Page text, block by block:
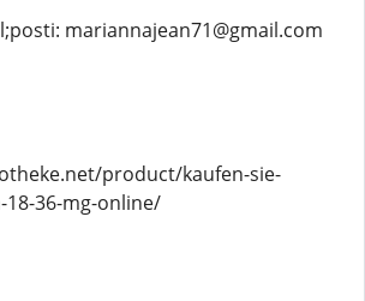
mariannajean71@gmail.com
product/kaufen-sie-
36-mg-online/